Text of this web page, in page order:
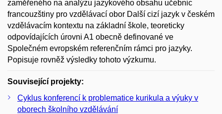
zaměřeného na analýzu jazykového obsahu učebnic
francouzštiny pro vzdělávací obor Další cizí jazyk v českém
vzdělávacím kontextu na základní škole, teoreticky
odpovídajících úrovni A1 obecně definované ve
Společném evropském referenčním rámci pro jazyky.
Popisuje rovněž výsledky tohoto výzkumu.
Související projekty:
Cyklus konferencí k problematice kurikula a výuky v
oborech školního vzdělávání